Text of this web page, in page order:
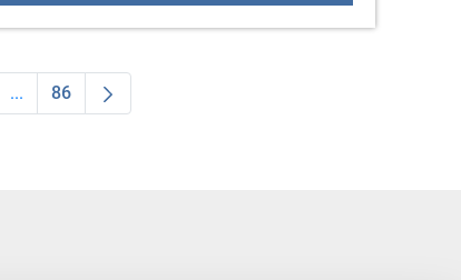
TAB para desplazarse.
...Páginas intermedias Use TAB para desplazarse.
Página
86